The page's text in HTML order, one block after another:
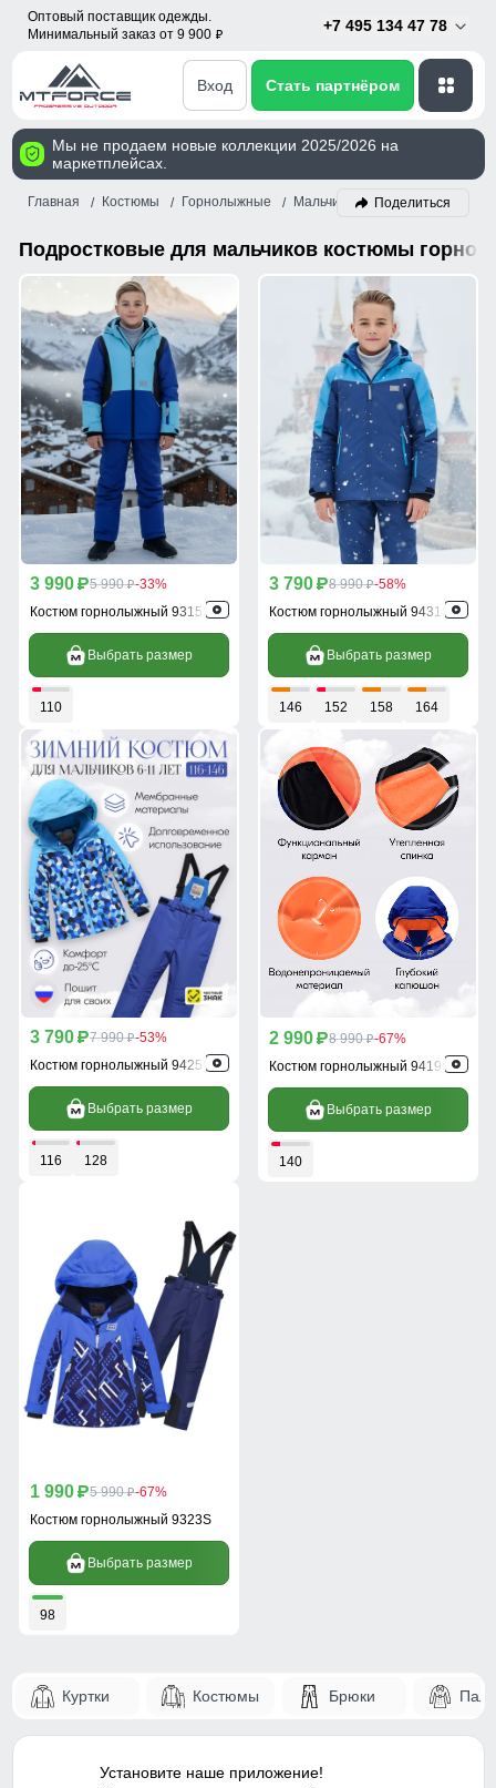
Оптовый поставщик одежды.
Минимальный заказ от 9 900 p
+7 495 134 47 78
Вход Стать партнёром
Мы не продаем новые коллекции 2025/2026 на
маркетплейсах.
Главная Костюмы Горнолыжные Мальчик Синий
Поделиться
Подростковые для мальчиков костюмы
3 990 p5 990 p-33%
Костюм горнолыжный 9315S
Выбрать размер
110
3 790 p8 990 p-58%
Костюм горнолыжный 9431S
Выбрать размер
146 152 158 164
3 790 p7 990 p-53%
Костюм горнолыжный 9425S
Выбрать размер
116 128
2 990 p8 990 p-67%
Костюм горнолыжный 9419S
Выбрать размер
140
1 990 p5 990 p-67%
Костюм горнолыжный 9323S
Выбрать размер
98
Куртки Костюмы Брюки
Установите наше приложение!